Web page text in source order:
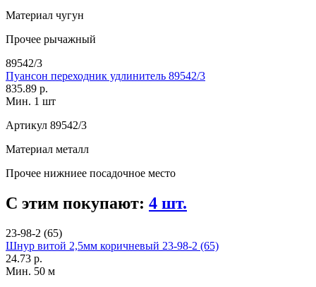
Материал чугун
Прочее рычажный
89542/3
Пуансон переходник удлинитель 89542/3
835.89 р.
Мин. 1 шт
Артикул 89542/3
Материал металл
Прочее нижниее посадочное место
С этим покупают: 4 шт.
23-98-2 (65)
Шнур витой 2,5мм коричневый 23-98-2 (65)
24.73 р.
Мин. 50 м